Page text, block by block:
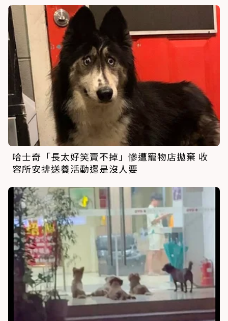
哈士奇「長太好笑賣不掉」慘遭寵物店拋棄 收
容所安排送養活動還是沒人要